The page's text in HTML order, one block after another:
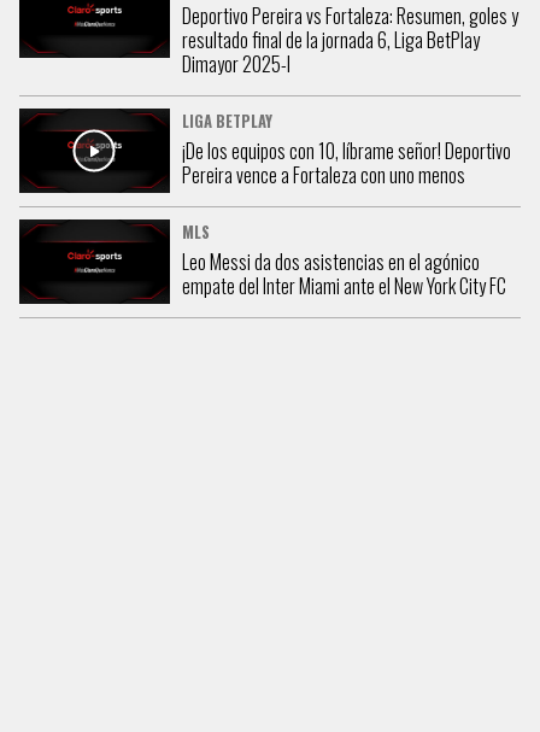
Deportivo Pereira vs Fortaleza: Resumen, goles y
resultado final de la jornada 6, Liga BetPlay
Dimayor 2025-l
LIGA BETPLAY
¡De los equipos con 10, líbrame señor! Deportivo
Pereira vence a Fortaleza con uno menos
MLS
Leo Messi da dos asistencias en el agónico
empate del Inter Miami ante el New York City FC